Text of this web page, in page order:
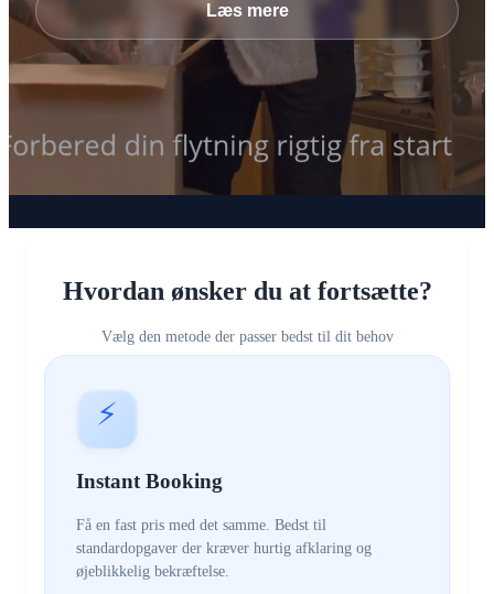
Læs mere
Hvordan ønsker du at fortsætte?
Vælg den metode der passer bedst til dit behov
⚡
Instant Booking
Få en fast pris med det samme. Bedst til
standardopgaver der kræver hurtig afklaring og
øjeblikkelig bekræftelse.